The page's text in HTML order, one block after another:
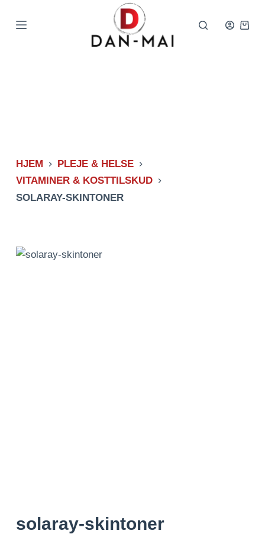
HJEM
PLEJE & HELSE
VITAMINER & KOSTTILSKUD
SOLARAY-SKINTONER
solaray-skintoner